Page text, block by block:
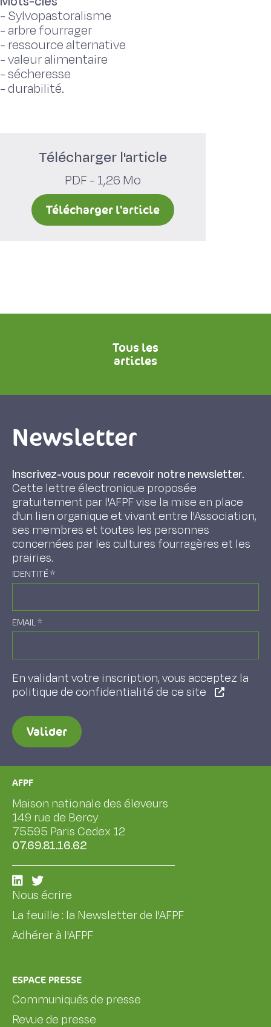
- Sylvopastoralisme
- arbre fourrager
- ressource alternative
-valeur alimentaire
-sécheresse
-durabilité.
Télécharger l'article
PDF - 1,26 Mo
Télécharger l'article
Tous les
articles
Newsletter
Inscrivez-vous pour recevoir notre newsletter.
Cette lettre électronique proposée
gratuitement par l'AFPF vise la mise en place
d'un lien organique et vivant entre l'Association,
ses membres et toutes les personnes
concernées par les cultures fourragères et les
prairies.
IDENTITÉ*
EMAIL*
En validant votre inscription, vous acceptez la
politique de confidentialité de ce site
Valider
AFPF
Maison nationale des éleveurs
149 rue de Bercy
75595 Paris Cedex 12
07.69.81.16.62
Nous écrire
La feuille : la Newsletter de l'AFPF
Adhérer à l'AFPF
ESPACE PRESSE
Communiqués de presse
Revue de presse